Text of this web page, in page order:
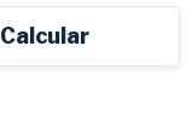
Calcular